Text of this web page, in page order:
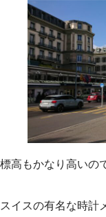
標高もかなり高いの
スイスの有名な時計